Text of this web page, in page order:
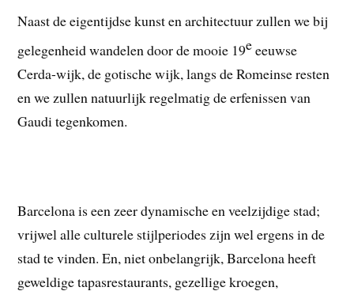
Naast de eigentijdse kunst en architectuur zullen we bij
gelegenheid wandelen door de mooie 19eeeuwse
Cerda-wijk, de gotische wijk, langs de Romeinse resten
en we zullen natuurlijk regelmatig de erfenissen van
Gaudi tegenkomen.
Barcelona is een zeer dynamische en veelzijdige stad;
vrijwel alle culturele stijlperiodes zijn wel ergens in de
stad te vinden. En, niet onbelangrijk, Barcelona heeft
geweldige tapasrestaurants, gezellige kroegen,